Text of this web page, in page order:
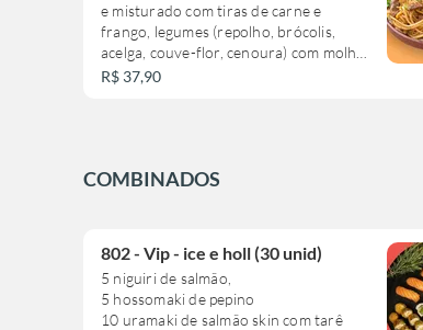
e misturado com tiras de carne e
frango, legumes (repolho, brócolis,
acelga, couve-flor, cenoura) com molho
de yakisoba da casa.
R$ 37,90
COMBINADOS
802 - Vip - ice e holl (30 unid)
5 niguiri de salmão,
5 hossomaki de pepino
10 uramaki de salmão skin com tarê